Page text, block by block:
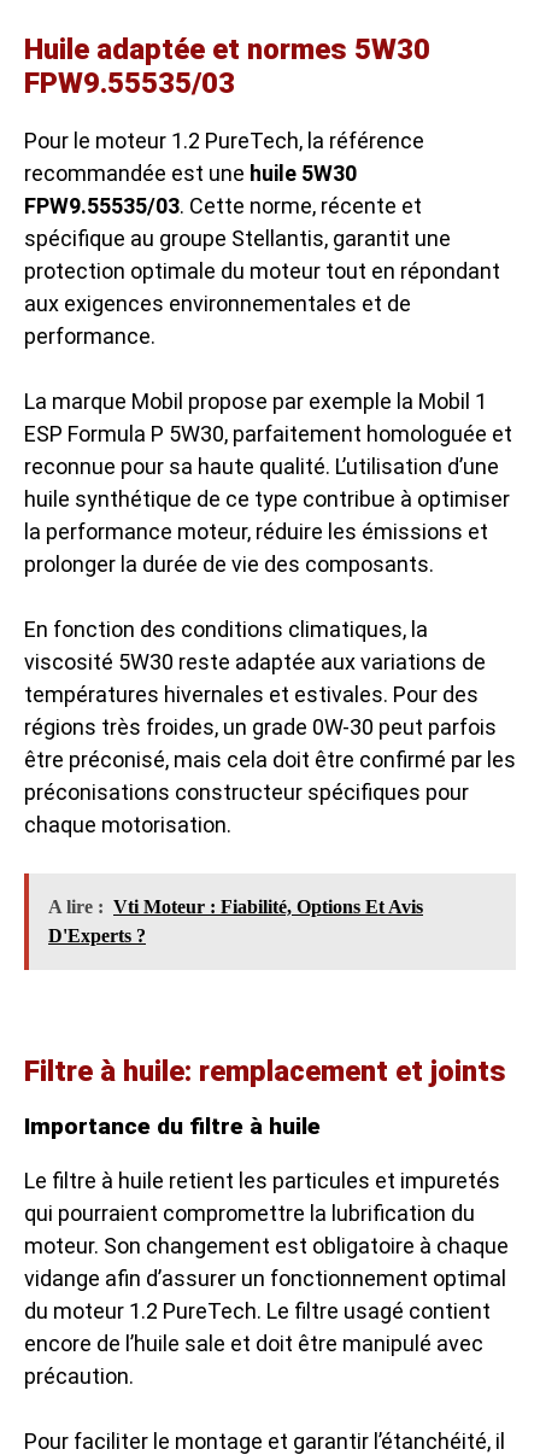
Huile adaptée et normes 5W30
FPW9.55535/03
Pour le moteur 1.2 PureTech, la référence
recommandée est une huile 5W30
FPW9.55535/03. Cette norme, récente et
spécifique au groupe Stellantis, garantit une
protection optimale du moteur tout en répondant
aux exigences environnementales et de
performance.
La marque Mobil propose par exemple la Mobil 1
ESP Formula P 5W30, parfaitement homologuée et
reconnue pour sa haute qualité. L’utilisation d’une
huile synthétique de ce type contribue à optimiser
la performance moteur, réduire les émissions et
prolonger la durée de vie des composants.
En fonction des conditions climatiques, la
viscosité 5W30 reste adaptée aux variations de
températures hivernales et estivales. Pour des
régions très froides, un grade 0W-30 peut parfois
être préconisé, mais cela doit être confirmé par les
préconisations constructeur spécifiques pour
chaque motorisation.
A lire : Vti Moteur : Fiabilité, Options Et Avis
D'Experts ?
Filtre à huile: remplacement et joints
Importance du filtre à huile
Le filtre à huile retient les particules et impuretés
qui pourraient compromettre la lubrification du
moteur. Son changement est obligatoire à chaque
vidange afin d’assurer un fonctionnement optimal
du moteur 1.2 PureTech. Le filtre usagé contient
encore de l’huile sale et doit être manipulé avec
précaution.
Pour faciliter le montage et garantir l’étanchéité, il